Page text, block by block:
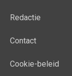
Redactie
Contact
Cookie-beleid